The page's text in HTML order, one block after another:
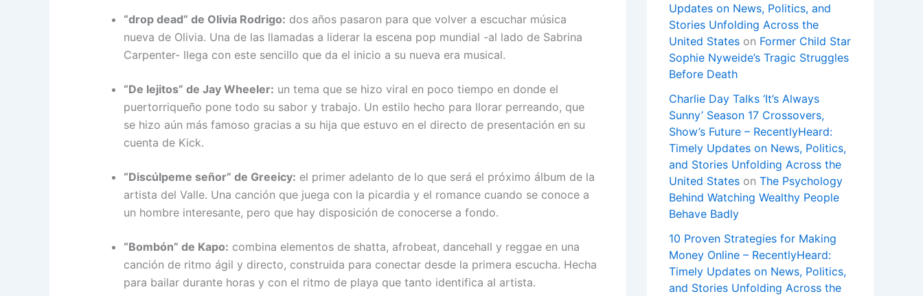
“drop dead” de Olivia Rodrigo: dos años pasaron para que volver a escuchar música
nueva de Olivia. Una de las llamadas a liderar la escena pop mundial -al lado de Sabrina
Carpenter- llega con este sencillo que da el inicio a su nueva era musical.
“De lejitos” de Jay Wheeler: un tema que se hizo viral en poco tiempo en donde el
puertorriqueño pone todo su sabor y trabajo. Un estilo hecho para llorar perreando, que
se hizo aún más famoso gracias a su hija que estuvo en el directo de presentación en su
cuenta de Kick.
“Discúlpeme señor” de Greeicy: el primer adelanto de lo que será el próximo álbum de la
artista del Valle. Una canción que juega con la picardia y el romance cuando se conoce a
un hombre interesante, pero que hay disposición de conocerse a fondo.
“Bombón” de Kapo: combina elementos de shatta, afrobeat, dancehall y reggae en una
canción de ritmo ágil y directo, construida para conectar desde la primera escucha. Hecha
para bailar durante horas y con el ritmo de playa que tanto identifica al artista.
Updates on News, Politics, and
Stories Unfolding Across the
United States on Former Child Star
Sophie Nyweide’s Tragic Struggles
Before Death
Charlie Day Talks ‘It’s Always
Sunny’ Season 17 Crossovers,
Show’s Future – RecentlyHeard:
Timely Updates on News, Politics,
and Stories Unfolding Across the
United States on The Psychology
Behind Watching Wealthy People
Behave Badly
10 Proven Strategies for Making
Money Online – RecentlyHeard:
Timely Updates on News, Politics,
and Stories Unfolding Across the